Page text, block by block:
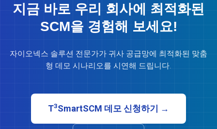
지금 바로 우리 회사에 최적화된
SCM을 경험해 보세요!
자이오넥스 솔루션 전문가가 귀사 공급망에 최적화된 맞춤
형 데모 시나리오를 시연해 드립니다.
T3SmartSCM 데모 신청하기 →